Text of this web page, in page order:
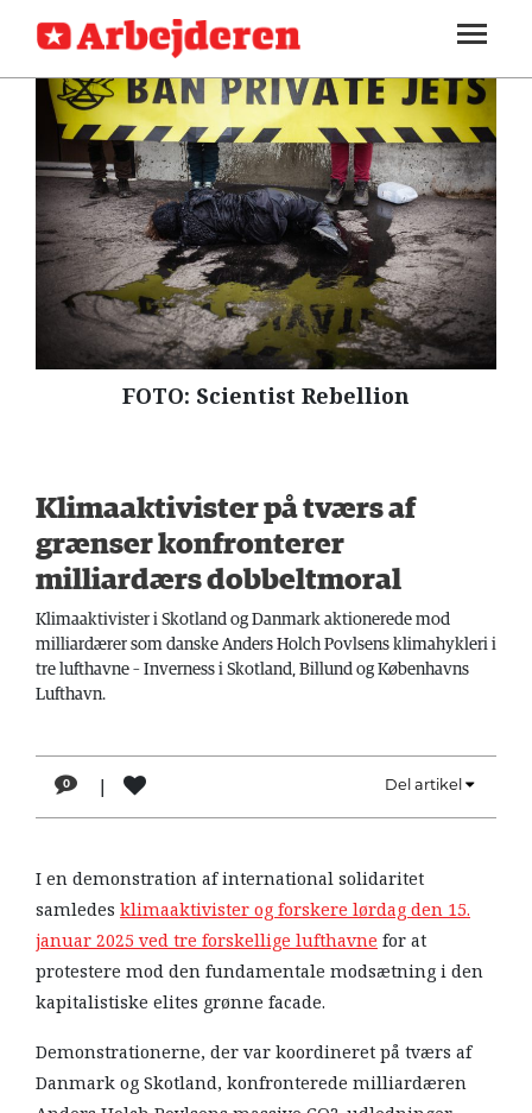
SEKTIONER
ARBEJDEREN
MENER
FAGLIGT
INDLAND
UDLAND
KULTUR
KALENDER
DEBAT
LÆSER
TIL
LÆSER
NAVNE
HISTORIE
TEORI
SOUNDCLOUD
ABONNER
LOG IND
OM
ARBEJDEREN
FOTO: Scientist Rebellion
Klimaaktivister på tværs af
grænser konfronterer
milliardærs dobbeltmoral
Klimaaktivister i Skotland og Danmark aktionerede mod
milliardærer som danske Anders Holch Povlsens klimahykleri i
tre lufthavne – Inverness i Skotland, Billund og Københavns
Lufthavn.
0 | Del artikel
I en demonstration af international solidaritet
samledes klimaaktivister og forskere lørdag den 15.
januar 2025 ved tre forskellige lufthavne for at
protestere mod den fundamentale modsætning i den
kapitalistiske elites grønne facade.
Demonstrationerne, der var koordineret på tværs af
Danmark og Skotland, konfronterede milliardæren